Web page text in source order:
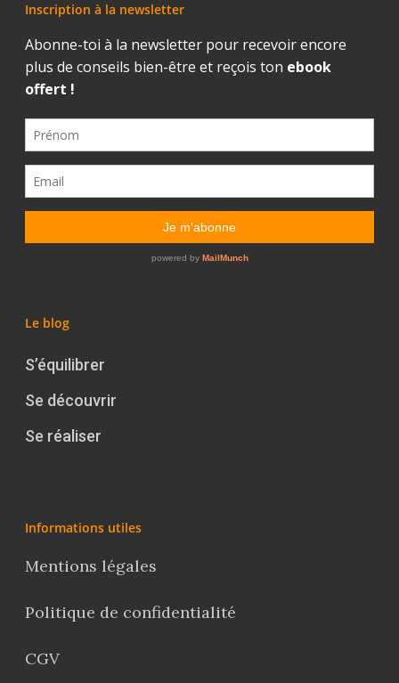
Inscription à la newsletter
Le blog
S’équilibrer
Se découvrir
Se réaliser
Informations utiles
Mentions légales
Politique de confidentialité
CGV